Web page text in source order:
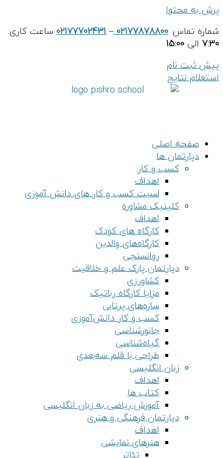
پرش به محتوا
شماره تماس: 02177878800
–
02177702431 ساعت کاری:
7:30 الی 15:00
پیش ثبت نام
استعلام نتایج
صفحه اصلی
دپارتمان ها
کسب و کار
اهداف
لسیت کسب و کار های دانش آموزی
کلینیک مشاوره
اهداف
کارگاه های کودک
کارگاه‌های والدین
روانسنجی
دپارتمان پارک علم و خلاقیت
کشاورزی
مزایا کارگاه رباتیک
سازه‌های پرتابی
کسب و کار دانش‌آموزی
جانورشناسی
گیاه‌شناسی
طراحی با قلم سه‌بعدی
زبان انگلیسی
اهداف
کتاب ها
آموزش ریاضی به زبان انگلیسی
دپارتمان فرهنگی و هنری
اهداف
هنرهای نمایشی
تئاتر